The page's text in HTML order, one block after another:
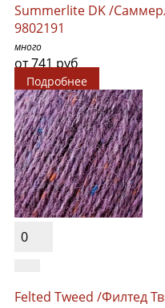
Summerlite DK /
9802191
много
от 741 руб
Подробнее
0
Felted Tweed /Филтед